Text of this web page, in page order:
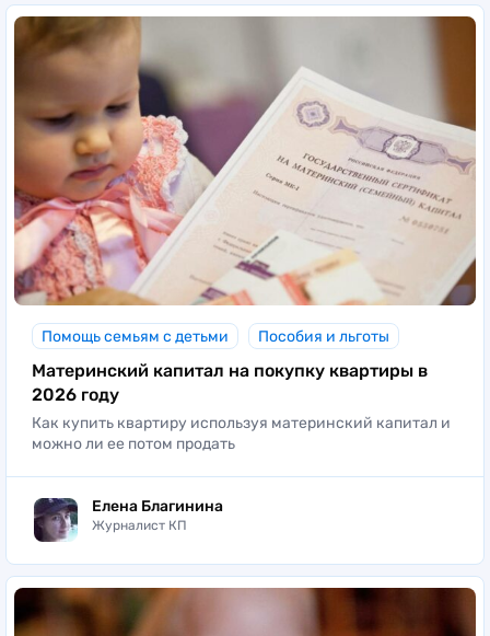
Помощь семьям с детьми Пособия и льготы
Материнский капитал на покупку квартиры в
2026 году
Как купить квартиру используя материнский капитал и
можно ли ее потом продать
Елена Благинина
Журналист КП